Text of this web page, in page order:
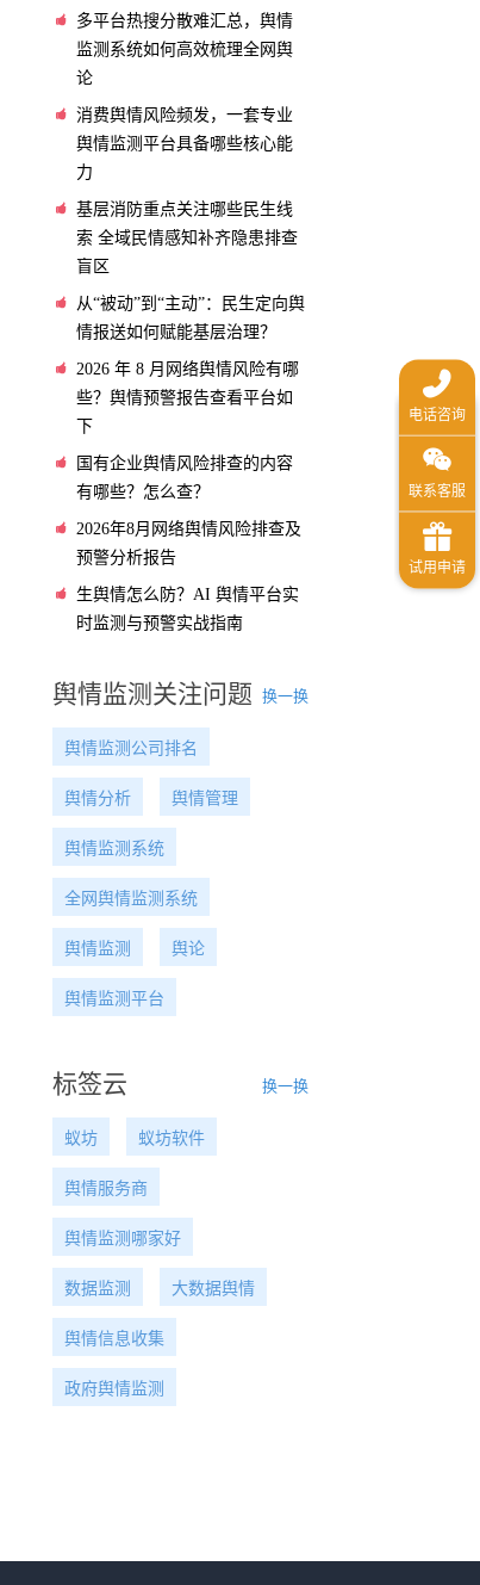
多平台热搜分散难汇总，舆情
监测系统如何高效梳理全网舆
论
消费舆情风险频发，一套专业
舆情监测平台具备哪些核心能
力
基层消防重点关注哪些民生线
索 全域民情感知补齐隐患排查
盲区
从“被动”到“主动”：民生定向舆
情报送如何赋能基层治理？
2026 年 8 月网络舆情风险有哪
些？舆情预警报告查看平台如
下
国有企业舆情风险排查的内容
有哪些？怎么查？
2026年8月网络舆情风险排查及
预警分析报告
生舆情怎么防？AI 舆情平台实
时监测与预警实战指南
舆情监测关注问题 换一换
舆情监测公司排名
舆情分析 舆情管理
舆情监测系统
全网舆情监测系统
舆情监测 舆论
舆情监测平台
标签云 换一换
蚁坊 蚁坊软件
舆情服务商
舆情监测哪家好
数据监测 大数据舆情
舆情信息收集
政府舆情监测